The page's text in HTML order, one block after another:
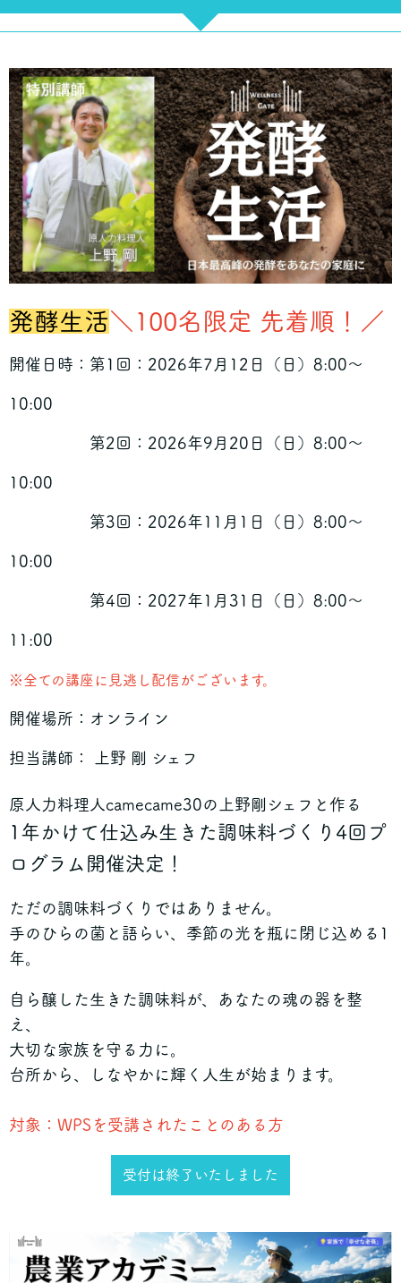
発酵生活＼100名限定 先着順！／
開催日時：第1回：2026年7月12日（日）8:00〜
10:00
第2回：2026年9月20日（日）8:00〜
10:00
第3回：2026年11月1日（日）8:00〜
10:00
第4回：2027年1月31日（日）8:00〜
11:00
※全ての講座に見逃し配信がございます。
開催場所：オンライン
担当講師： 上野 剛 シェフ
原人力料理人camecame30の上野剛シェフと作る
1年かけて仕込み生きた調味料づくり4回プ
ログラム開催決定！
ただの調味料づくりではありません。
手のひらの菌と語らい、季節の光を瓶に閉じ込める1
年。
自ら醸した生きた調味料が、あなたの魂の器を整
え、
大切な家族を守る力に。
台所から、しなやかに輝く人生が始まります。
対象：WPSを受講されたことのある方
受付は終了いたしました